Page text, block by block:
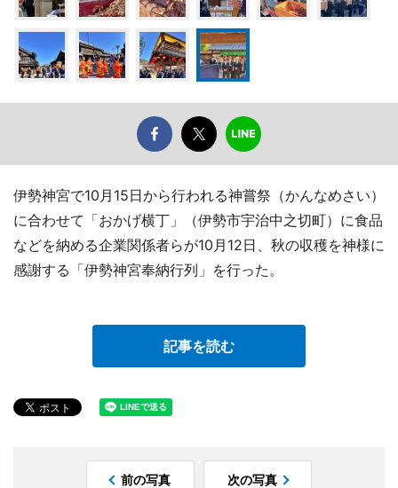
伊勢神宮で10月15日から行われる神嘗祭（かんなめさい）
に合わせて「おかげ横丁」（伊勢市宇治中之切町）に食品
などを納める企業関係者らが10月12日、秋の収穫を神様に
感謝する「伊勢神宮奉納行列」を行った。
記事を読む
前の写真 次の写真